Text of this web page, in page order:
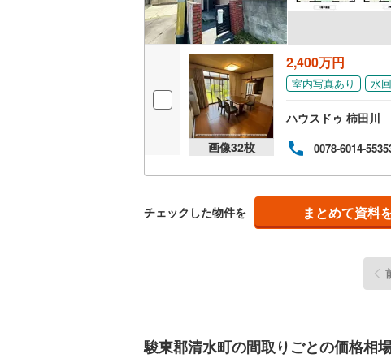
画像32枚
2,400万円
室内写真あり 水
ハウスドゥ 柿田川
0078-6014-
チェックした物件を まとめて資料
駿東郡清水町の間取りごとの価格相
該当物件0件
賀茂郡松崎町
駿東郡清水町
榛原郡吉田町
該当物件0件
該当物件0件
該当物件0件
該当物件0件
最寄りの駅が
該当物件0件